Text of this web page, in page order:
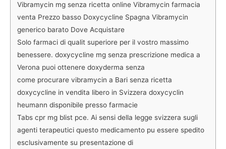
Vibramycin mg senza ricetta online Vibramycin farmacia
venta Prezzo basso Doxycycline Spagna Vibramycin
generico barato Dove Acquistare
Solo farmaci di qualit superiore per il vostro massimo
benessere. doxycycline mg senza prescrizione medica a
Verona puoi ottenere doxyderma senza
come procurare vibramycin a Bari senza ricetta
doxycycline in vendita libero in Svizzera doxycyclin
heumann disponibile presso farmacie
Tabs cpr mg blist pce. Ai sensi della legge svizzera sugli
agenti terapeutici questo medicamento pu essere spedito
esclusivamente su presentazione di